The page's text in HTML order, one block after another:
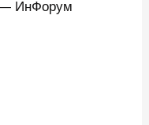
— ИнФорум